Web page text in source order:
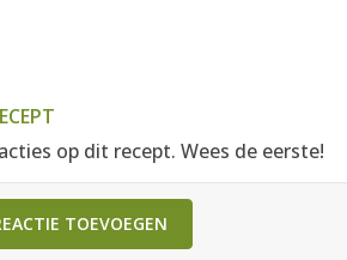
op dit recept. Wees de eerste!
TOEVOEGEN